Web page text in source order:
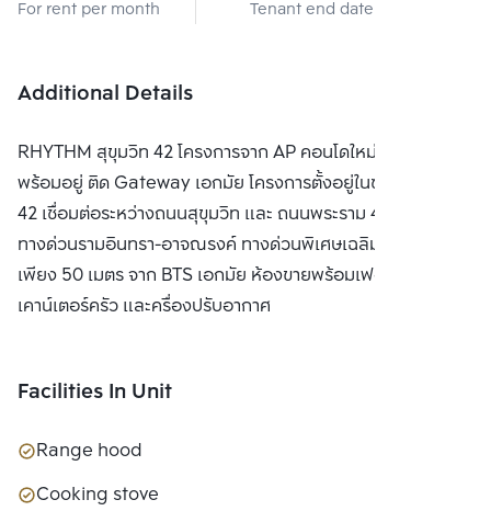
For rent per month Tenant end date
Additional Details
RHYTHM สุขุมวิท 42 โครงการจาก AP คอนโดใหม่สร้างเสร็จ
พร้อมอยู่ ติด Gateway เอกมัย โครงการตั้งอยู่ในซอยสุขุมวิท
42 เชื่อมต่อระหว่างถนนสุขุมวิท และ ถนนพระราม 4 ใกล้
ทางด่วนรามอินทรา-อาจณรงค์ ทางด่วนพิเศษเฉลิมมหานคร และ
เพียง 50 เมตร จาก BTS เอกมัย ห้องขายพร้อมเฟอร์นิเจอร์ครบ
เคาน์เตอร์ครัว และครื่องปรับอากาศ
Facilities In Unit
Range hood
Cooking stove